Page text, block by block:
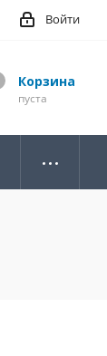
Войти
Корзина
пуста